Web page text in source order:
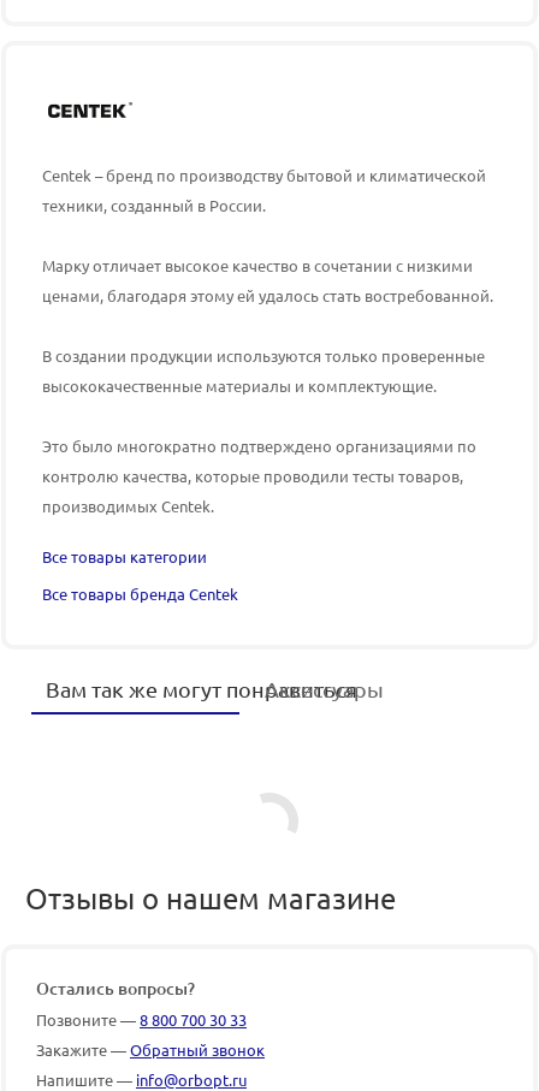
Centek – бренд по производству бытовой и климатической
техники, созданный в России.
Марку отличает высокое качество в сочетании с низкими
ценами, благодаря этому ей удалось стать востребованной.
В создании продукции используются только проверенные
высококачественные материалы и комплектующие.
Это было многократно подтверждено организациями по
контролю качества, которые проводили тесты товаров,
производимых Centek.
Все товары категории
Все товары бренда Centek
Вам так же могут понравиться
Аксессуары
Отзывы о нашем магазине
Остались вопросы?
Позвоните —8 800 700 30 33
Закажите —Обратный звонок
Напишите — info@orbopt.ru